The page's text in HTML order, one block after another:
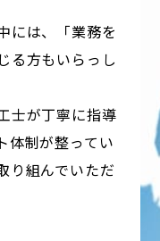
には、「業務を
る方もいらっし
士が丁寧に指導
体制が整ってい
り組んでいただ